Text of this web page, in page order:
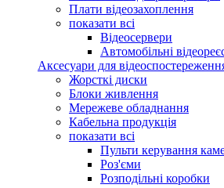
Плати відеозахоплення
показати всі
Відеосервери
Автомобільні
Аксесуари для
Жорсткі диски
Блоки живлення
Мережеве обладнання
Кабельна продукція
показати всі
Пульти керування
Роз'єми
Розподільні коробки